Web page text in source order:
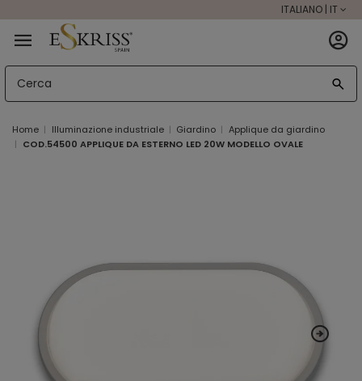
ITALIANO | IT
Home Illuminazione industriale Giardino
Applique da giardino
COD.54500 APPLIQUE DA ESTERNO LED 20W MODELLO OVALE